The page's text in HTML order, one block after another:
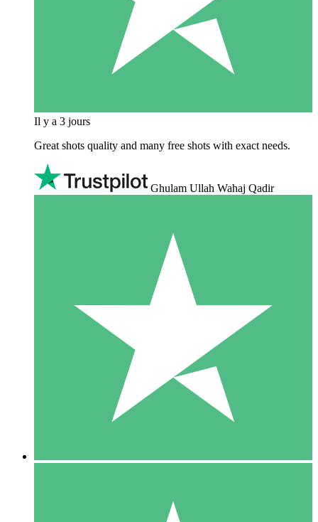
Il y a 3 jours
Great shots quality and many free shots with exact needs.
Ghulam Ullah Wahaj Qadir